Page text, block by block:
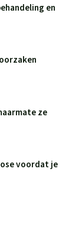
en
ze
voordat je